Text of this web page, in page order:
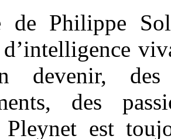
de Philippe
devenir, des
des
Pleynet est